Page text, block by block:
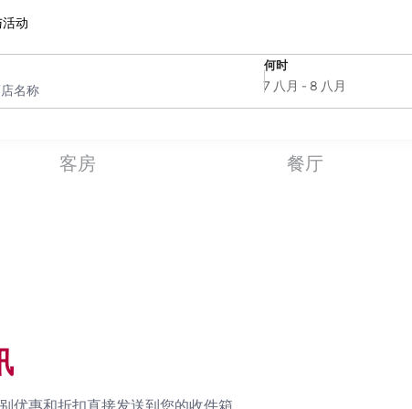
动
名称
何时
SelectDate
7 八月 - 8 八月
客房 餐厅
优惠和折扣直接发送到您的收件箱